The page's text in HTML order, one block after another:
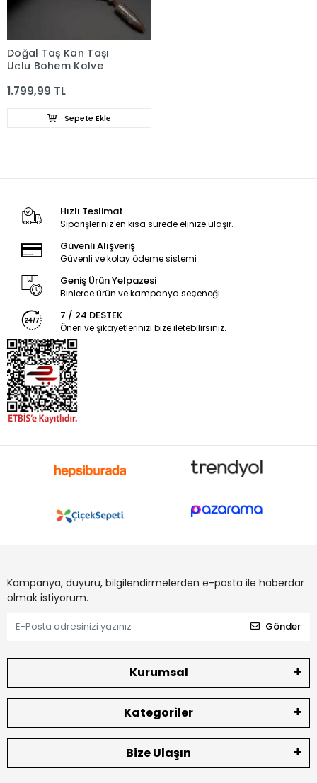
Doğal Taş Kan Taşı
Uçlu Bohem Kolye
1.799,99 TL
Sepete Ekle
Hızlı Teslimat
Siparişleriniz en kısa sürede elinize ulaşır.
Güvenli Alışveriş
Güvenli ve kolay ödeme sistemi
Geniş Ürün Yelpazesi
Binlerce ürün ve kampanya seçeneği
7 / 24 DESTEK
Öneri ve şikayetlerinizi bize iletebilirsiniz.
Kampanya, duyuru, bilgilendirmelerden e-posta ile haberdar
olmak istiyorum.
Gönder
Kurumsal
Kategoriler
Bize Ulaşın